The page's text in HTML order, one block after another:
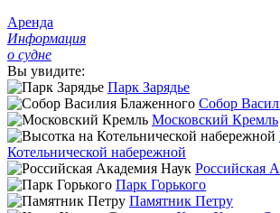
Аренда
Информация
о судне
Вы увидите:
Парк Зарядье
Собор
Московский Кремль
Котельнической набережной
Российская
Парк Горького
Памятник Петру